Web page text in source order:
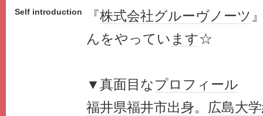
Self introduction 『株式会社グルーヴノーツ
んをやってい ます☆
▼真面目なプロフィール
福井県福井市出身。 広島大学